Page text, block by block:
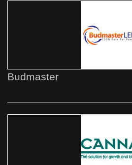
Budmaster